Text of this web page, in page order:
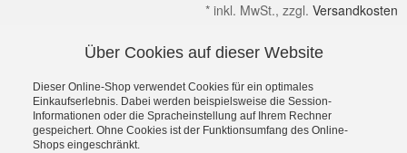
* inkl. MwSt., zzgl. Versandkosten
Irrtümer & kleine Produktabweichungen vorbehalten!
Gültig solange Verfügbar. Die Abbildungen enthalten teilweise
Dekoration bzw. Zusatzausstattung. Preise gelten ohne diese.
Alle Rechte an Namen, Beschreibungen sowie Bildern gehören
Über Cookies auf dieser Website
Dieser Online-Shop verwendet Cookies für ein optimales
Einkaufserlebnis. Dabei werden beispielsweise die Session-
Informationen oder die Spracheinstellung auf Ihrem Rechner
gespeichert. Ohne Cookies ist der Funktionsumfang des Online-
Shops eingeschränkt.